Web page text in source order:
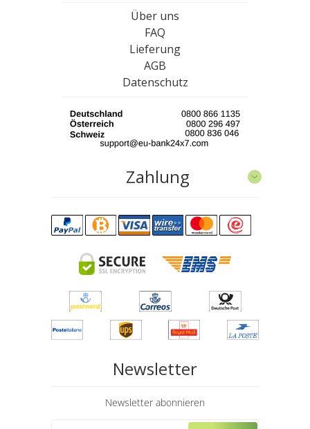
Über uns
FAQ
Lieferung
AGB
Datenschutz
Zahlung
Newsletter
Newsletter abonnieren